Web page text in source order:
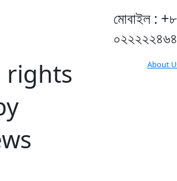
মোবাইল :
rights
About